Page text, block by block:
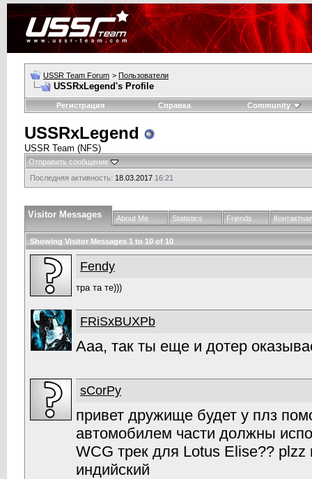
USSR Team Forum > Пользователи
USSRxLegend's Profile
Регистрация Справка Community
USSRxLegend
USSR Team (NFS)
Отправить сообщение
Последняя активность: 18.03.2017 16:21
Visitor Messages About Me Statistics Friends
Showing Visitor Messages 1 to 10 of 10
Fendy
тра та те)))
FRiSxBUXPb
Ааа, так ты еще и дотер
sCorPy
привет дружище будет у плз
автомобилем части должны
WCG трек для Lotus Elise??
индийский